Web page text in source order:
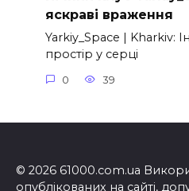
яскраві враження
Yarkiy_Space | Kharkiv:
простір у серці
0 39
© 2026 61000.com.ua
опублікованих на сайті,